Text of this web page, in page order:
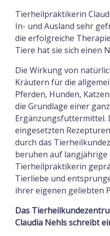
Tierheilpraktikerin
In- und Ausland sehr
die erfolgreiche
Tiere hat sie sich einen
Die Wirkung von
Kräutern für die
Pferden, Hunden,
die Grundlage einer
Ergänzungsfuttermittel.
eingesetzten
durch das
beruhen auf
Tierheilpraktikerin
Tierliebe und
ihrer eigenen geliebten
Das
Claudia Nehls schreibt